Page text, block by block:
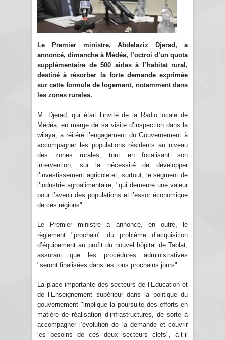
Le Premier ministre, Abdelaziz Djerad, a
annoncé, dimanche à Médéa, l’octroi d’un quota
supplémentaire de 500 aides à l’habitat rural,
destiné à résorber la forte demande exprimée
sur cette formule de logement, notamment dans
les zones rurales.
M. Djerad, qui était l’invité de la Radio locale de
Médéa, en marge de sa visite d’inspection dans la
wilaya, a réitéré l’engagement du Gouvernement à
accompagner les populations résidents au niveau
des zones rurales, tout en focalisant son
intervention, sur la nécessité de développer
l’investissement agricole et, surtout, le segment de
l’industrie agroalimentaire, "qui demeure une valeur
pour l’avenir des populations et l’essor économique
de ces régions".
Le Premier ministre a annoncé, en outre, le
règlement "prochain" du problème d’acquisition
d’équipement au profit du nouvel hôpital de Tablat,
assurant que les procédures administratives
"seront finalisées dans les tous prochains jours".
La place importante des secteurs de l’Education et
de l’Enseignement supérieur dans la politique du
gouvernement "implique la poursuite des efforts en
matière de réalisation d’infrastructures, de sorte à
accompagner l’évolution de la demande et couvrir
les besoins de ces deux secteurs clefs", a-t-il